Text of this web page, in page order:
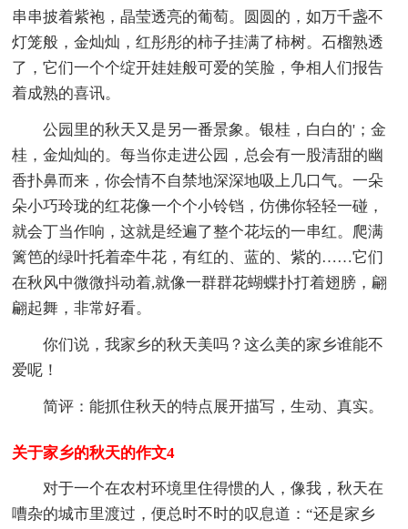
串串披着紫袍，晶莹透亮的葡萄。圆圆的，如万千盏不
灯笼般，金灿灿，红彤彤的柿子挂满了柿树。石榴熟透
了，它们一个个绽开娃娃般可爱的笑脸，争相人们报告
着成熟的喜讯。
公园里的秋天又是另一番景象。银桂，白白的'；金
桂，金灿灿的。每当你走进公园，总会有一股清甜的幽
香扑鼻而来，你会情不自禁地深深地吸上几口气。一朵
朵小巧玲珑的红花像一个个小铃铛，仿佛你轻轻一碰，
就会丁当作响，这就是经遍了整个花坛的一串红。爬满
篱笆的绿叶托着牵牛花，有红的、蓝的、紫的……它们
在秋风中微微抖动着,就像一群群花蝴蝶扑打着翅膀，翩
翩起舞，非常好看。
你们说，我家乡的秋天美吗？这么美的家乡谁能不
爱呢！
简评：能抓住秋天的特点展开描写，生动、真实。
关于家乡的秋天的作文4
对于一个在农村环境里住得惯的人，像我，秋天在
嘈杂的城市里渡过，便总时不时的叹息道：“还是家乡